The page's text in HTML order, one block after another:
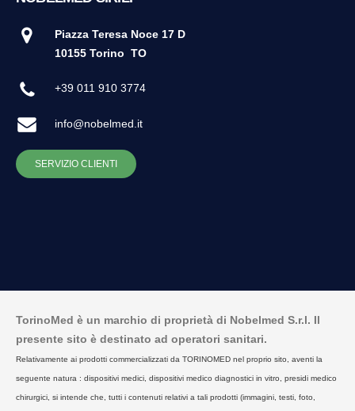
Piazza Teresa Noce 17 D
10155 Torino TO
+39 011 910 3774
info@nobelmed.it
SERVIZIO CLIENTI
TorinoMed è un marchio di proprietà di Nobelmed S.r.l. Il
presente sito è destinato ad operatori sanitari.
Relativamente ai prodotti commercializzati da TORINOMED nel proprio sito, aventi la
seguente natura : dispositivi medici, dispositivi medico diagnostici in vitro, presidi medico
chirurgici, si intende che, tutti i contenuti relativi a tali prodotti (immagini, testi, foto,